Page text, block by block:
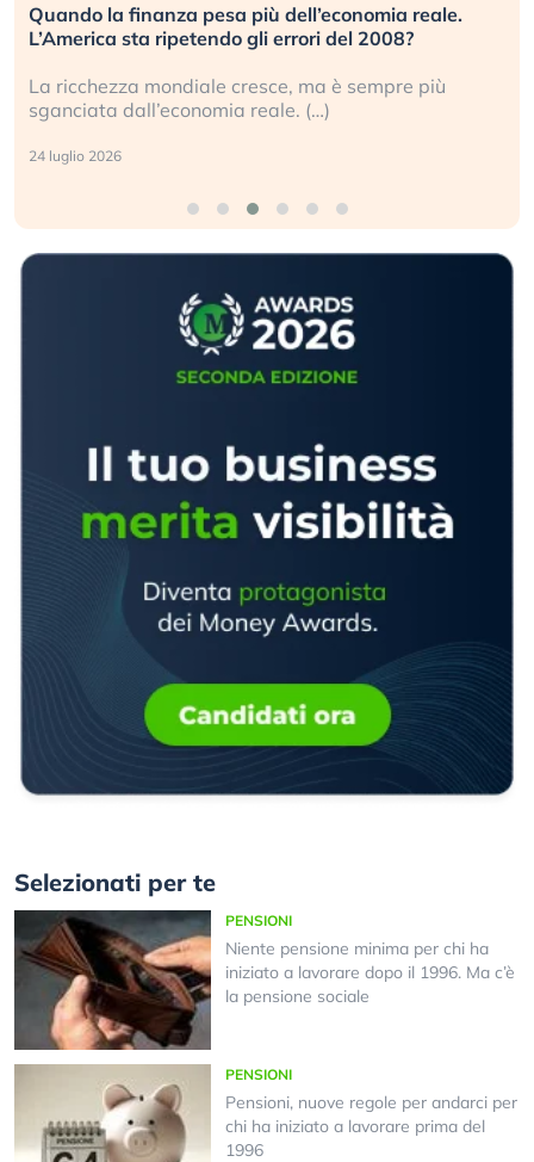
Quando la finanza pesa più dell’economia reale.
L’America sta ripetendo gli errori del 2008?
La ricchezza mondiale cresce, ma è sempre più
sganciata dall’economia reale. (…)
24 luglio 2026
Selezionati per te
PENSIONI
Niente pensione minima per chi ha
iniziato a lavorare dopo il 1996. Ma c’è
la pensione sociale
PENSIONI
Pensioni, nuove regole per andarci per
chi ha iniziato a lavorare prima del
1996